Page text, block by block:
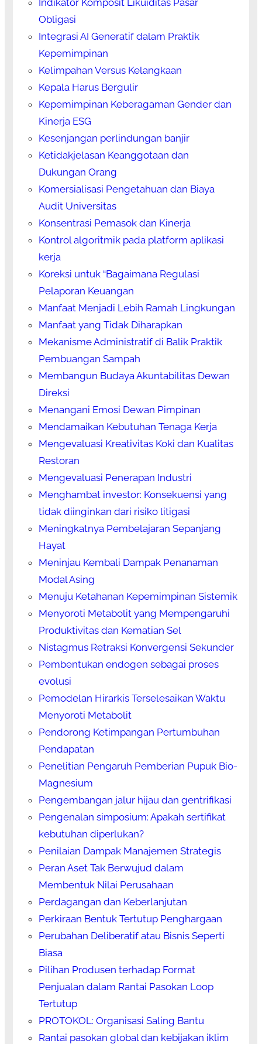
Obligasi
Integrasi AI Generatif dalam Praktik
Kepemimpinan
Kelimpahan Versus Kelangkaan
Kepala Harus Bergulir
Kepemimpinan Keberagaman Gender dan
Kinerja ESG
Kesenjangan perlindungan banjir
Ketidakjelasan Keanggotaan dan
Dukungan Orang
Komersialisasi Pengetahuan dan Biaya
Audit Universitas
Konsentrasi Pemasok dan Kinerja
Kontrol algoritmik pada platform aplikasi
kerja
Koreksi untuk “Bagaimana Regulasi
Pelaporan Keuangan
Manfaat Menjadi Lebih Ramah Lingkungan
Manfaat yang Tidak Diharapkan
Mekanisme Administratif di Balik Praktik
Pembuangan Sampah
Membangun Budaya Akuntabilitas Dewan
Direksi
Menangani Emosi Dewan Pimpinan
Mendamaikan Kebutuhan Tenaga Kerja
Mengevaluasi Kreativitas Koki dan Kualitas
Restoran
Mengevaluasi Penerapan Industri
Menghambat investor: Konsekuensi yang
tidak diinginkan dari risiko litigasi
Meningkatnya Pembelajaran Sepanjang
Hayat
Meninjau Kembali Dampak Penanaman
Modal Asing
Menuju Ketahanan Kepemimpinan Sistemik
Menyoroti Metabolit yang Mempengaruhi
Produktivitas dan Kematian Sel
Nistagmus Retraksi Konvergensi Sekunder
Pembentukan endogen sebagai proses
evolusi
Pemodelan Hirarkis Terselesaikan Waktu
Menyoroti Metabolit
Pendorong Ketimpangan Pertumbuhan
Pendapatan
Penelitian Pengaruh Pemberian Pupuk Bio-
Magnesium
Pengembangan jalur hijau dan gentrifikasi
Pengenalan simposium: Apakah sertifikat
kebutuhan diperlukan?
Penilaian Dampak Manajemen Strategis
Peran Aset Tak Berwujud dalam
Membentuk Nilai Perusahaan
Perdagangan dan Keberlanjutan
Perkiraan Bentuk Tertutup Penghargaan
Perubahan Deliberatif atau Bisnis Seperti
Biasa
Pilihan Produsen terhadap Format
Penjualan dalam Rantai Pasokan Loop
Tertutup
PROTOKOL: Organisasi Saling Bantu
Rantai pasokan global dan kebijakan iklim